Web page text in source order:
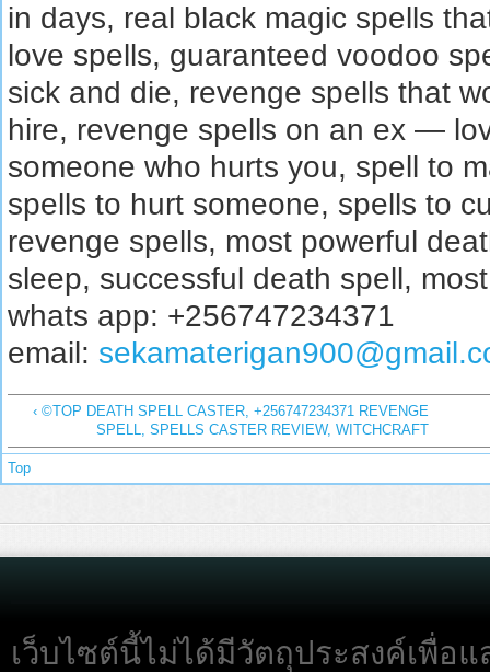
in days, real black magic spells
love spells, guaranteed voodoo
sick and die, revenge spells that
hire, revenge spells on an ex —
someone who hurts you, spell to
spells to hurt someone, spells to
revenge spells, most powerful
sleep, successful death spell,
whats app: +256747234371
email:
‹ ©TOP DEATH SPELL CASTER, +256747234371 REVENGE
SPELL, SPELLS CASTER REVIEW, WITCHCRAFT
Top
เว็บไซต์นี้ไม่ได้มีวัตถุประสงค์เพื่อแ